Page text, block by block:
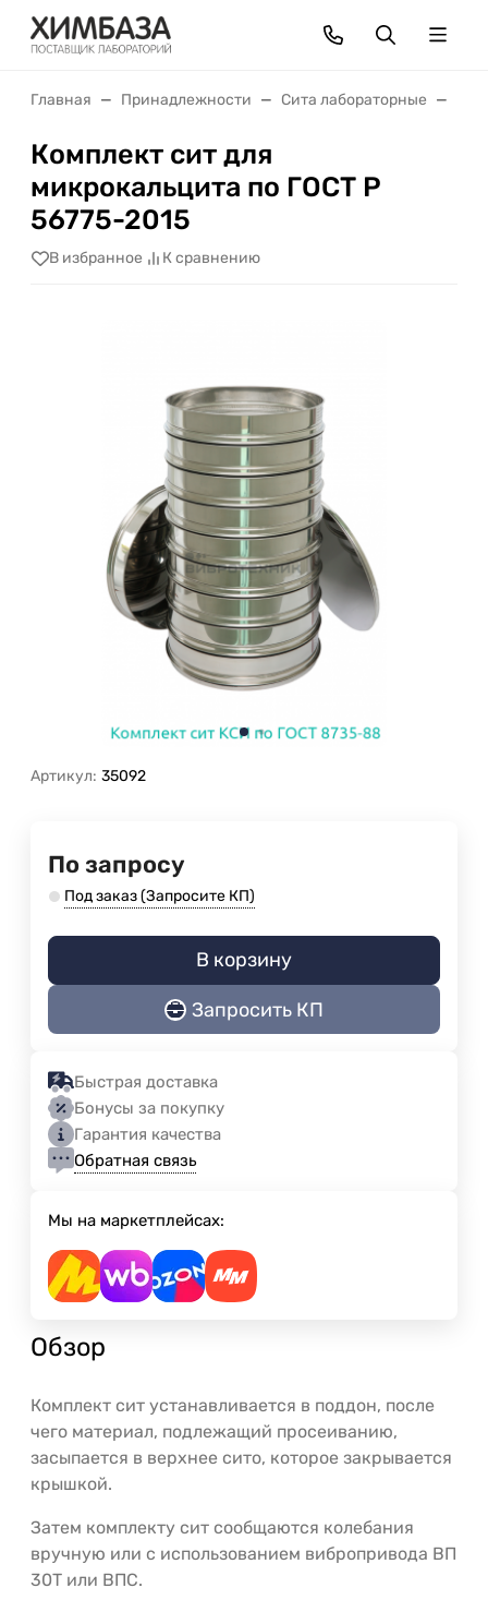
Главная Принадлежности Сита лабораторные
Комплект сит для
микрокальцита по ГОСТ Р
56775-2015
В избранное К сравнению
Артикул: 35092
По запросу
Под заказ (Запросите КП)
В корзину
Запросить КП
Быстрая доставка
Бонусы за покупку
Гарантия качества
Обратная связь
Мы на маркетплейсах:
Обзор
Комплект сит устанавливается в поддон, после
чего материал, подлежащий просеиванию,
засыпается в верхнее сито, которое закрывается
крышкой.
Затем комплекту сит сообщаются колебания
вручную или с использованием вибропривода ВП
30Т или ВПС.